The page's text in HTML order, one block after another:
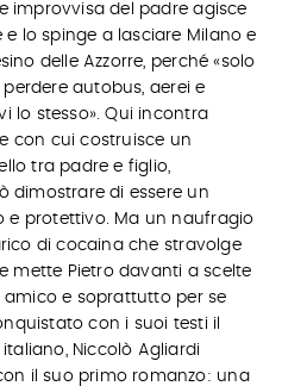
improvvisa del padre agisce
lo spinge a lasciare Milano e
delle Azzorre, perché «solo
autobus, aerei e
lo stesso». Qui incontra
con cui costruisce un
tra padre e figlio,
dimostrare di essere un
e protettivo. Ma un naufragio
di cocaina che stravolge
mette Pietro davanti a scelte
amico e soprattutto per se
con i suoi testi il
Niccolò Agliardi
il suo primo romanzo: una